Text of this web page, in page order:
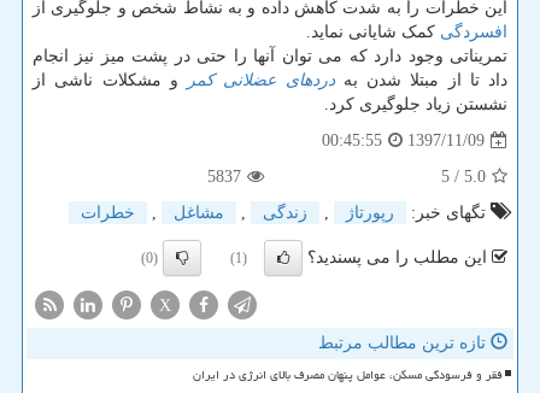
این خطرات را به شدت کاهش داده و به نشاط شخص و جلوگیری از
افسردگی کمک شایانی نماید.
تمریناتی وجود دارد که می توان آنها را حتی در پشت میز نیز انجام
داد تا از مبتلا شدن بهدردهای عضلانی کمر
و مشکلات ناشی از
نشستن زیاد جلوگیری کرد.
1397/11/09
00:45:55
5.0
/ 5
5837
تگهای خبر:
رپورتاژ , زندگی , مشاغل , خطرات
این مطلب را می پسندید؟ (1)
(0)
X
تازه ترین مطالب مرتبط
فقر و فرسودگی مسکن، عوامل پنهان مصرف بالای انرژی در ایران